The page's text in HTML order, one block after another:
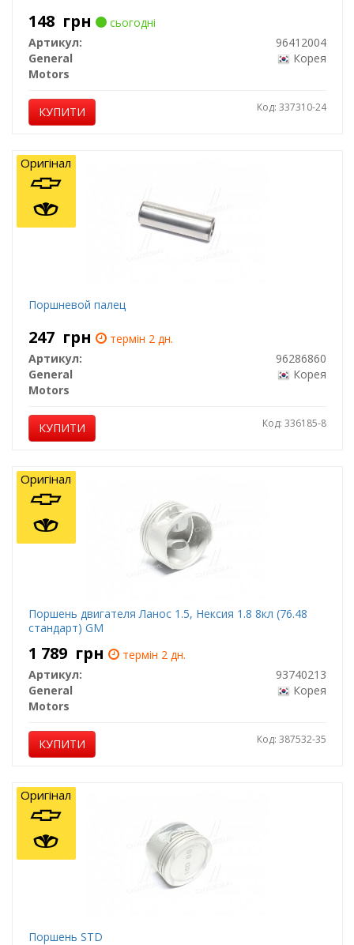
148 грн
сьогодні
Артикул:
96412004
General
Motors
Корея
КУПИТИ Код: 337310-24
Поршневой палец
247 грн
термін 2 дн.
Артикул:
96286860
General
Motors
Корея
КУПИТИ Код: 336185-8
Оригінал
Поршень двигателя Ланос 1.5, Нексия 1.8 8кл (76.48
стандарт) GM
1 789 грн
термін 2 дн.
Артикул:
93740213
General
Motors
Корея
КУПИТИ Код: 387532-35
Оригінал
Поршень STD
Оригінал